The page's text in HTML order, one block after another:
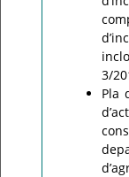
3/
Pla